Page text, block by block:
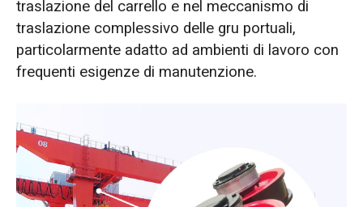
traslazione del carrello e nel meccanismo di
traslazione complessivo delle gru portuali,
particolarmente adatto ad ambienti di lavoro con
frequenti esigenze di manutenzione.